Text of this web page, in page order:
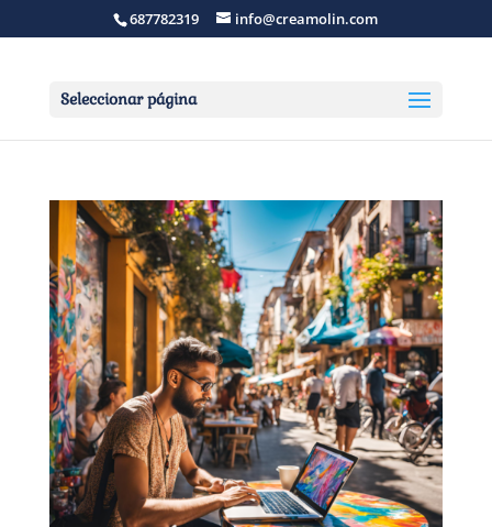
687782319 info@creamolin.com
Seleccionar página